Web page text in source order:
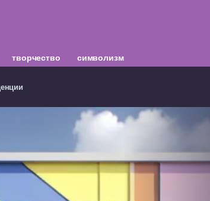
творчество символизм